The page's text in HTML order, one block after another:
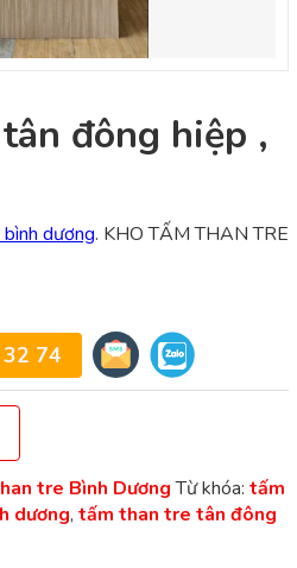
đông hiệp ,
dương. KHO TẤM THAN TRE
74
tre Bình Dương Từ khóa: tấm
dương, tấm than tre tân đông